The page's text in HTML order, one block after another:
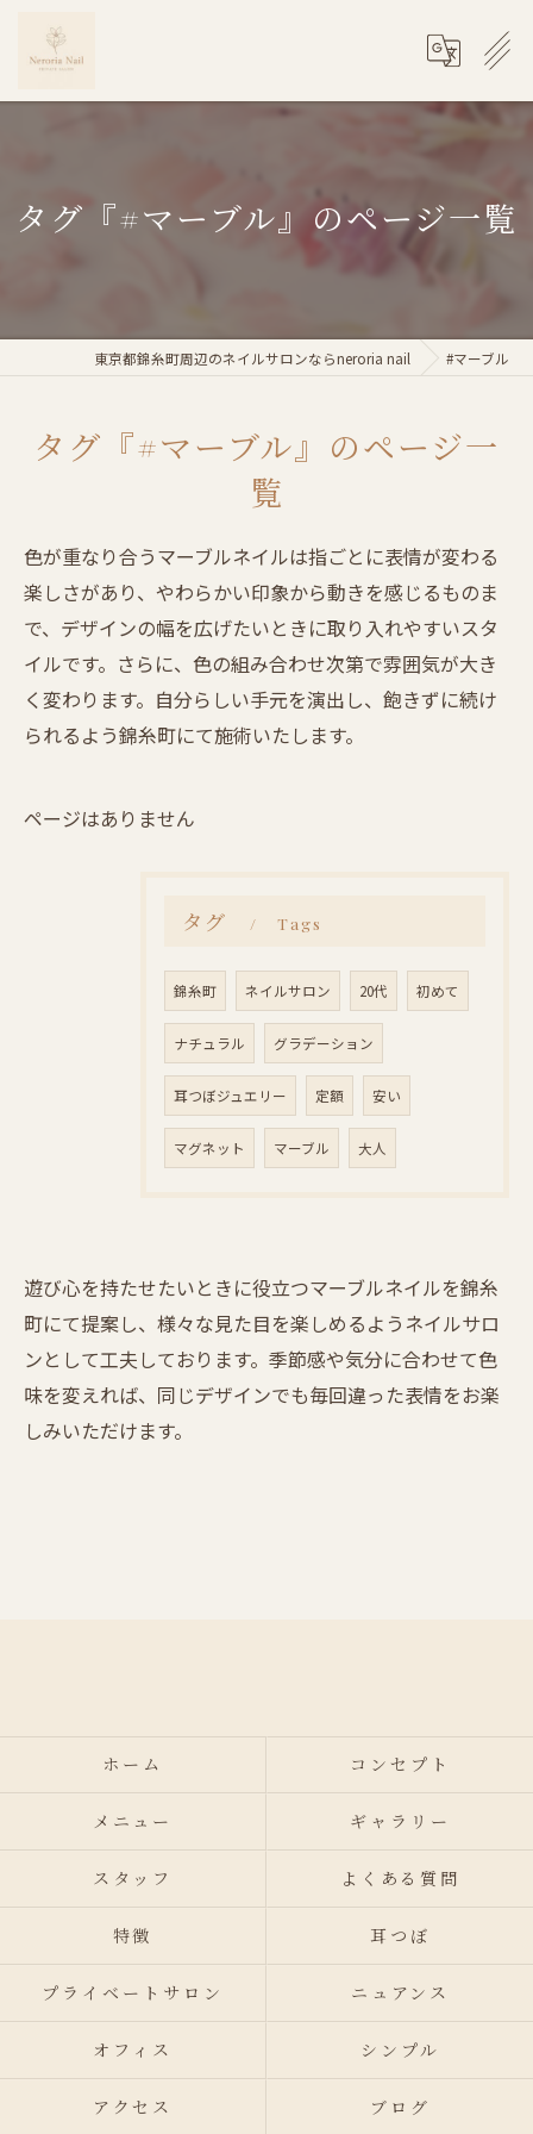
タグ『#マーブル』のページ一覧
東京都錦糸町周辺のネイルサロンならneroria nail #マーブル
タグ『#マーブル』のページ一
覧
色が重なり合うマーブルネイルは指ごとに表情が変わる
楽しさがあり、やわらかい印象から動きを感じるものま
で、デザインの幅を広げたいときに取り入れやすいスタ
イルです。さらに、色の組み合わせ次第で雰囲気が大き
く変わります。自分らしい手元を演出し、飽きずに続け
られるよう錦糸町にて施術いたします。
ページはありません
タグ Tags
錦糸町 ネイルサロン 20代 初めて
ナチュラル グラデーション
耳つぼジュエリー 定額 安い
マグネット マーブル 大人
遊び心を持たせたいときに役立つマーブルネイルを錦糸
町にて提案し、様々な見た目を楽しめるようネイルサロ
ンとして工夫しております。季節感や気分に合わせて色
味を変えれば、同じデザインでも毎回違った表情をお楽
しみいただけます。
ホーム コンセプト
メニュー ギャラリー
スタッフ よくある質問
特徴 耳つぼ
プライベートサロン ニュアンス
オフィス シンプル
アクセス ブログ